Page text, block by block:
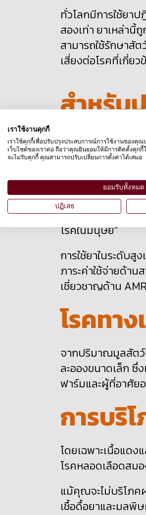
ทั่วโลกมีการใช้ยาป
สองเท่า ยาเหล่านี้
สามารถใช้รักษาสั
เสี่ยงต่อโรคที่เกี่ย
สำหรับ
น่ากังว
ประเทศไทยถูกจั
ของโลก อยู่ในกลุ่ม
ปริมาณการใช้ยาใ
ยุโรป และมีการใช้
โรคในมนุษย์”
การใช้ยาในระดับ
ภาระค่าใช้จ่ายด้า
เชี่ยวชาญด้าน AMR
โรคทา
จากปริมาณมูลสัตว์
ละอองขนาดเล็ก ซึ่
ฟาร์มและผู้ที่อาศัย
การบริ
โดยเฉพาะเนื้อแดง
โรคหลอดเลือดสม
แม้คุณจะไม่บริโภ
เชื้อดื้อยาและมลพิ
เราใช้งานคุกกี้
เราใช้คุกกี้เพื่อปรับปรุงประสบการณ์การใช้งานของคุ
เว็บไซต์ของเราต่อ ถือว่าคุณยินยอมให้มีการติดตั้งคุ
จะไม่รับคุกกี้ คุณสามารถปรับเปลี่ยนการตั้งค่าได้เสมอ
ยอมรับทั้งหมด
ปฏิเสธ